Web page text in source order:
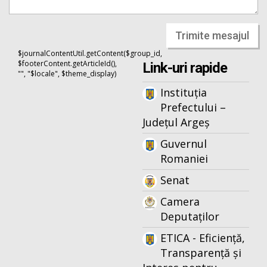
Trimite mesajul
$journalContentUtil.getContent($group_id,
$footerContent.getArticleId(),
"", "$locale", $theme_display)
Link-uri rapide
Instituția
Prefectului –
Județul Argeș
Guvernul
Romaniei
Senat
Camera
Deputaților
ETICA - Eficiență,
Transparență și